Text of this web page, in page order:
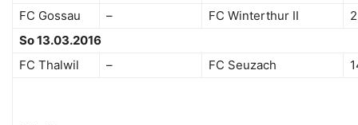
FC Gossau – FC Winterthur II
2
So 13.03.2016
FC Thalwil
– FC Seuzach